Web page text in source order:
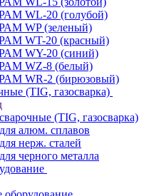
WL-20 (голубой)
WP (зеленый)
WT-20 (красный)
WY-20 (синий)
WZ-8 (белый)
WR-2 (бирюзовый)
(TIG, газосварка)
(TIG, газосварка)
алюм. сплавов
нерж. сталей
черного металла